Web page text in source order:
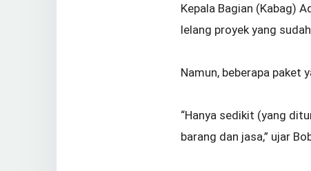
Kepala Bagian (Kabag)
lelang proyek yang
Namun, beberapa paket
“Hanya sedikit (yang
barang dan jasa,” ujar